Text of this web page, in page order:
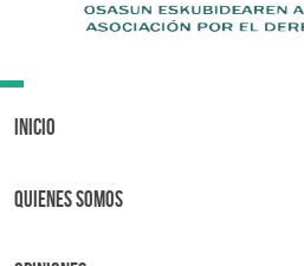
Toggle
Inicio
Quienes Somos